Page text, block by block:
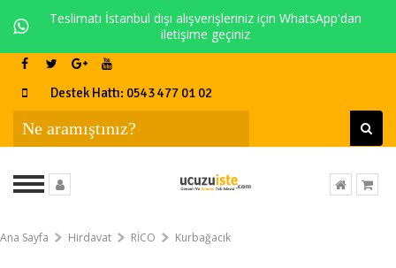
Teslimatı İstanbul dışı alışverişleriniz için WhatsApp'dan
iletişime geçiniz
Destek Hattı: 0543 477 01 02
Ana Sayfa Hirdavat RİCO Kurbağacık